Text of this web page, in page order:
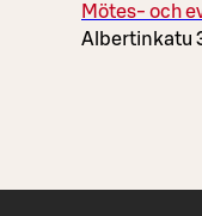
Mötes- och
Albertinkatu